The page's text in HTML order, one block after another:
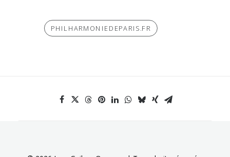
PHILHARMONIEDEPARIS.FR